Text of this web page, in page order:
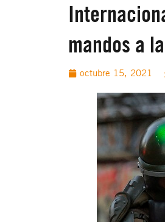
mandos a
octubre 15, 2021